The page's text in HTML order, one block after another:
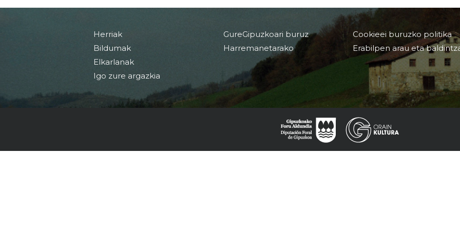
Herriak
Bildumak
Elkarlanak
Igo zure argazkia
GureGipuzkoari buruz
Harremanetarako
Cookieei buruzko politika
Erabilpen arau eta